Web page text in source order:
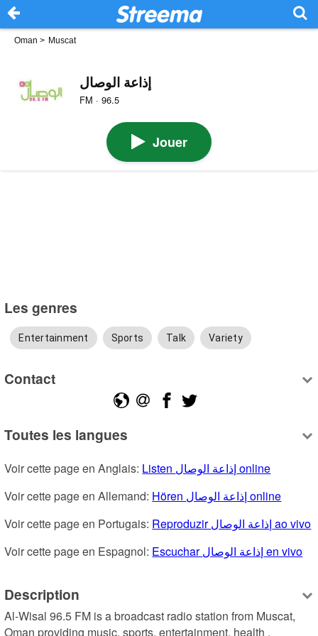
Oman > Muscat
إذاعة الوصال
FM · 96.5
Jouer
Les genres
Entertainment Sports Talk Variety
Contact
Toutes les langues
Voir cette page en Anglais:
Listen إذاعة الوصال online
Voir cette page en Allemand:
Hören إذاعة الوصال online
Voir cette page en Portugais:
Reproduzir إذاعة الوصال ao vivo
Voir cette page en Espagnol:
Escuchar إذاعة الوصال en vivo
Description
Al-Wisal 96.5 FM is a broadcast radio station from Muscat,
Oman providing music, sports, entertainment, health ,